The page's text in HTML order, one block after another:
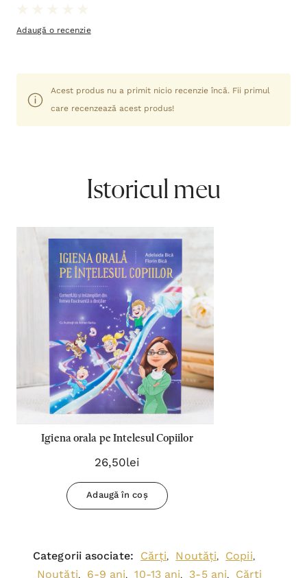
Adaugă o recenzie
Acest produs nu a primit nicio recenzie încă. Fii primul
care recenzează acest produs!
Istoricul meu
Igiena orala pe Intelesul Copiilor
26,50lei
Adaugă în coș
Categorii asociate: Cărți, Noutăți, Copii,
Noutăți, 6-9 ani, 10-13 ani, 3-5 ani,
Cărți